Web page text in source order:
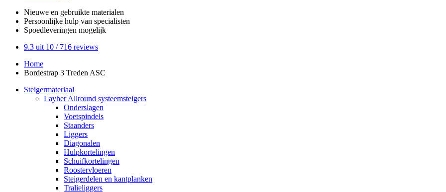
Nieuwe en gebruikte materialen
Persoonlijke hulp van specialisten
Spoedleveringen mogelijk
9.3 uit 10 / 716 reviews
Home
Bordestrap 3 Treden ASC
Steigermateriaal
Layher Allround systeemsteigers
Onderslagen
Voetspindels
Staanders
Liggers
Diagonalen
Hulpkortelingen
Schuifkortelingen
Roostervloeren
Steigerdelen en kantplanken
Tralieliggers